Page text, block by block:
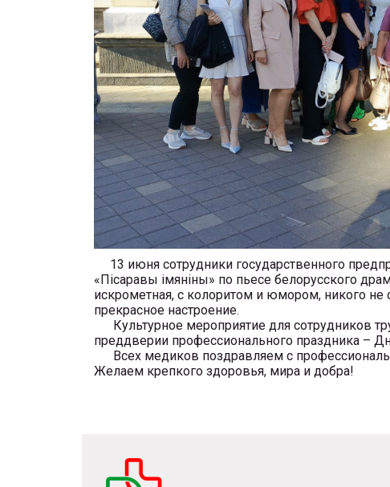
13 июня сотрудники государственного
«Пiсаравы iмянiны» по пьесе белорусского
искрометная, с колоритом и юмором, никого
прекрасное настроение.
Культурное мероприятие для сотрудников
преддверии профессионального праздника –
Всех медиков поздравляем с
Желаем крепкого здоровья, мира и добра!